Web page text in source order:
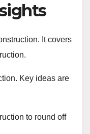
It covers
Key ideas are
to round off